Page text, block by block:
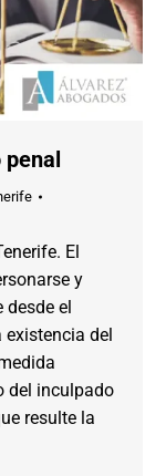
penal
El
y
desde el
existencia del
del inculpado
resulte la